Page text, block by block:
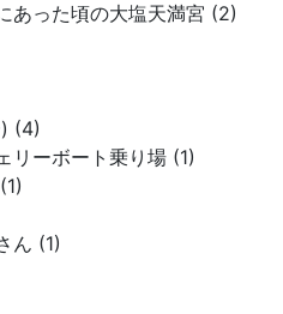
あった頃の大塩天満宮 (2)
(4)
リーボート乗り場 (1)
ん (1)